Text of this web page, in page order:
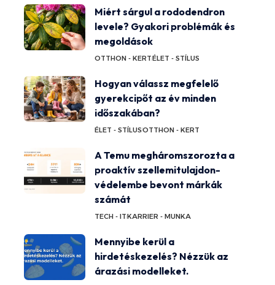
Miért sárgul a rododendron
levele? Gyakori problémák és
megoldások
OTTHON - KERTÉLET - STÍLUS
Hogyan válassz megfelelő
gyerekcipőt az év minden
időszakában?
ÉLET - STÍLUSOTTHON - KERT
A Temu megháromszorozta a
proaktív szellemitulajdon-
védelembe bevont márkák
számát
TECH - ITKARRIER - MUNKA
Mennyibe kerül a
hirdetéskezelés? Nézzük az
árazási modelleket.